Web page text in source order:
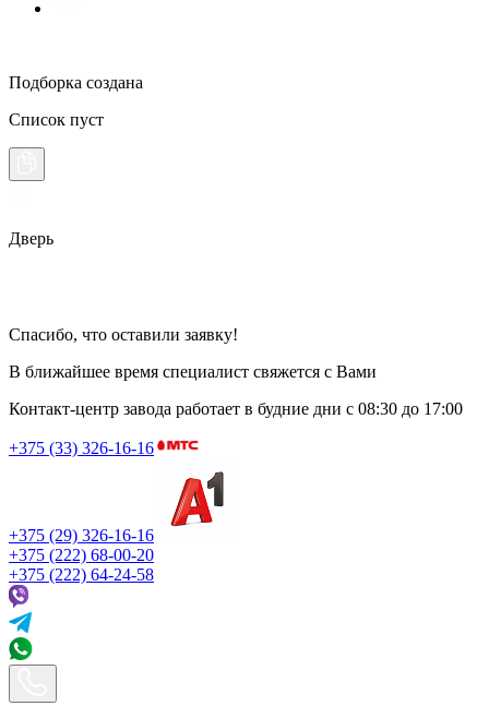
Подборка создана
Список пуст
Дверь
Спасибо, что оставили заявку!
В ближайшее время специалист свяжется с Вами
Контакт-центр завода работает в будние дни с 08:30 до 17:00
+375 (33) 326-16-16
+375 (29) 326-16-16
+375 (222) 68-00-20
+375 (222) 64-24-58